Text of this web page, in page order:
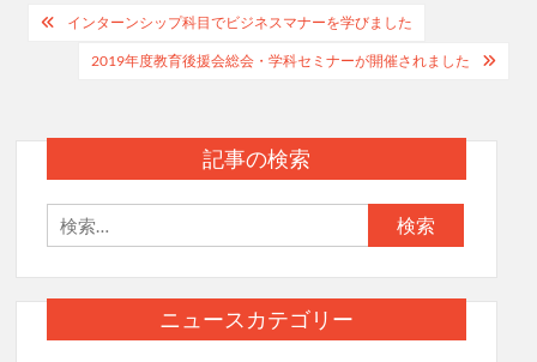
投
ビ
ゲ
シ
ョ
ン
インターンシップ科目でビジネスマナーを学びました
2019年度教育後援会総会・学科セミナーが開催されました
記事の検索
索:
ニュースカテゴリー